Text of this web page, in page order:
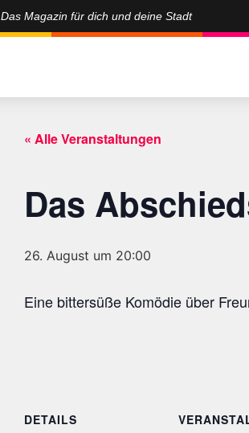
Das Magazin für dich und deine Stadt
« Alle Veranstaltungen
Das
26. August um 20:00
Eine bittersüße Komödie über
DETAILS